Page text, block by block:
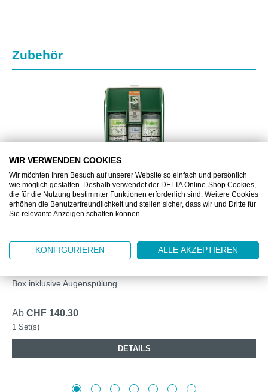
Produktgalerie überspringen
Zubehör
PLUM QUICKSAFE BASIC ERSTE HILFE STATION
Box inklusive Augenspülung
Ab CHF 140.30
1 Set(s)
DETAILS
WIR VERWENDEN COOKIES
Wir möchten Ihren Besuch auf unserer Website so einfach und persönlich
wie möglich gestalten. Deshalb verwendet der DELTA Online-Shop Cookies,
die für die Nutzung bestimmter Funktionen erforderlich sind. Weitere Cookies
erhöhen die Benutzerfreundlichkeit und stellen sicher, dass wir und Dritte für
Sie relevante Anzeigen schalten können.
KONFIGURIEREN ALLE AKZEPTIEREN